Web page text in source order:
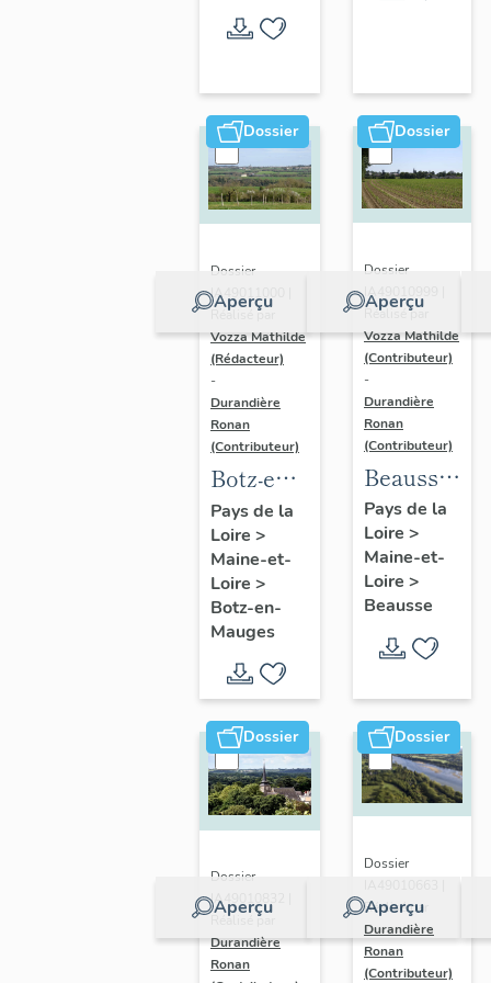
l'opération
Dossier
Aperçu
Dossier
IA49011000 |
Réalisé par
Vozza Mathilde
(Rédacteur)
-
Durandière
Ronan
(Contributeur)
Botz-en-
Mauges :
présentation
de la
commune
Pays de la
Loire >
Maine-et-
Loire >
Botz-en-
Mauges
Dossier
Aperçu
Dossier
IA49010999 |
Réalisé par
Vozza Mathilde
(Contributeur)
-
Durandière
Ronan
(Contributeur)
Beausse :
de la
commune
Pays de la
Loire >
Maine-et-
Loire >
Beausse
Dossier
Aperçu
Dossier
IA49010832 |
Réalisé par
Durandière
Ronan
Dossier
Aperçu
Dossier
Réalisé par
Durandière
Ronan
(Contributeur)